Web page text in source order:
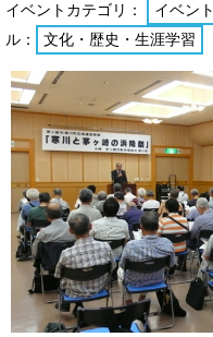
イベントカテゴリ： イベント
ル：
文化・歴史・生涯学習